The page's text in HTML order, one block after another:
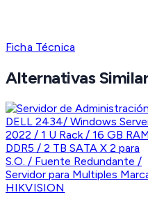
Ficha Técnica
Alternativas
HIKVISION